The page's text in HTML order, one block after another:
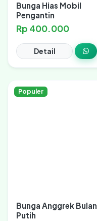
Bunga Hias Mobil
Pengantin
Rp 400.000
Detail
Populer
Bunga Anggrek Bulan
Putih